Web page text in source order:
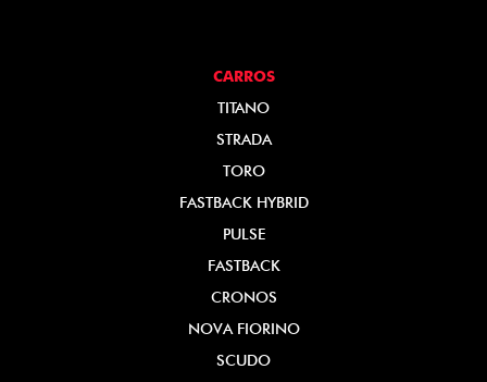
CARROS
TITANO
STRADA
TORO
FASTBACK HYBRID
PULSE
FASTBACK
CRONOS
NOVA FIORINO
SCUDO